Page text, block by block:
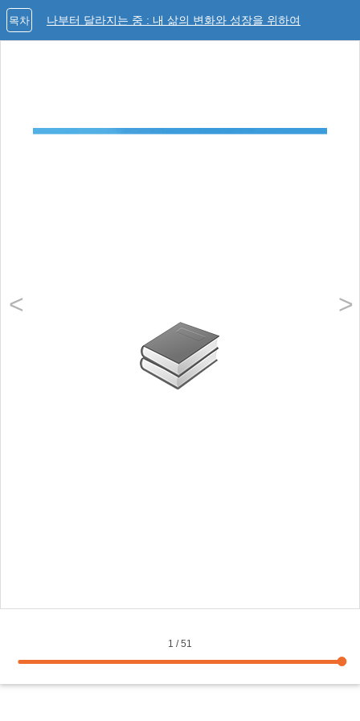
나부터 달라지는 중 : 내 삶의 변화와 성장을 위하여
목차
< >
1 /51